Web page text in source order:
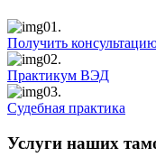
01.
Получить
02.
Практикум ВЭД
03.
Судебная практика
Услуги наших